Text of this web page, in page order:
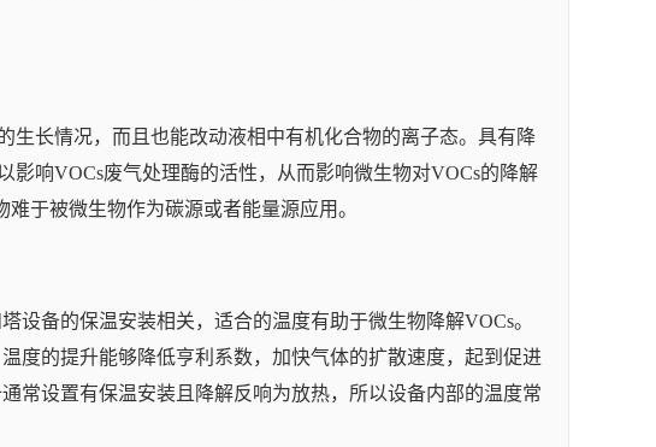
生长情况，而且也能改动液相中有机化合物的离子态。具有降
响VOCs废气处理酶的活性，从而影响微生物对VOCs的降解
于被微生物作为碳源或者能量源应用。
设备的保温安装相关，适合的温度有助于微生物降解VOCs。
度的提升能够降低亨利系数，加快气体的扩散速度，起到促进
常设置有保温安装且降解反响为放热，所以设备内部的温度常